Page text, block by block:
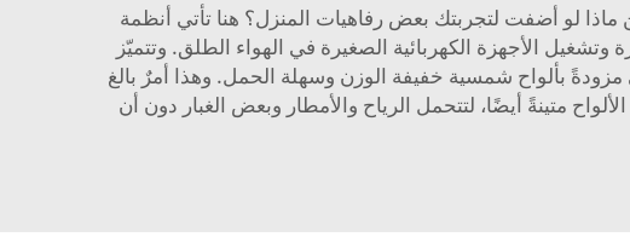
لو أضفت لتجربتك بعض رفاهيات المنزل؟ هنا تأتي أنظمة
الأجهزة الكهربائية الصغيرة في الهواء الطلق. وتتميّز
مزودةً بألواح شمسية خفيفة الوزن وسهلة الحمل. وهذا أمرٌ بالغ
متينةً أيضًا، لتتحمل الرياح والأمطار وبعض الغبار دون أن